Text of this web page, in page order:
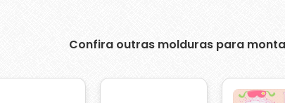
Confira outras molduras para